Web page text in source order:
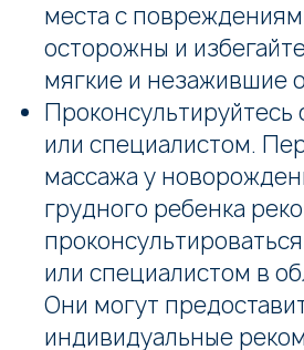
места с
осторожны и
мягкие и незажившие
Проконсультируйтесь
или специалистом.
массажа у
грудного ребенка
или специалистом в
Они могут
индивидуальные